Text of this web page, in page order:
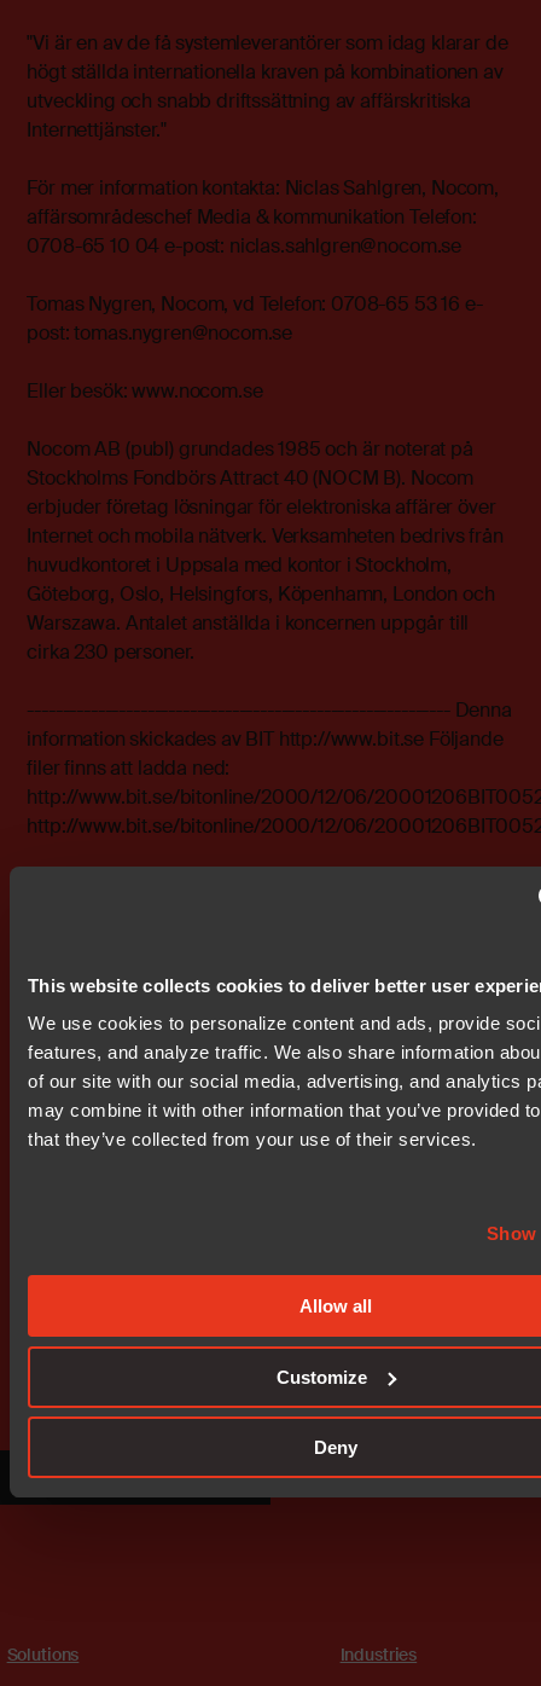
This website collects cookies to deliver better user
We use cookies to personalize content and ads, provide
features, and analyze traffic. We also share information
of our site with our social media, advertising, and analytics
may combine it with other information that you’ve provided
that they’ve collected from your use of their services.
Show
Allow all
Customize
Deny
"Vi är en av de få systemleverantörer som idag klarar de
högt ställda internationella kraven på kombinationen av
utveckling och snabb driftssättning av affärskritiska
Internettjänster."
För mer information kontakta: Niclas Sahlgren, Nocom,
affärsområdeschef Media & kommunikation Telefon:
0708-65 10 04 e-post: niclas.sahlgren@nocom.se
Tomas Nygren, Nocom, vd Telefon: 0708-65 53 16 e-
post: tomas.nygren@nocom.se
Eller besök: www.nocom.se
Nocom AB (publ) grundades 1985 och är noterat på
Stockholms Fondbörs Attract 40 (NOCM B). Nocom
erbjuder företag lösningar för elektroniska affärer över
Internet och mobila nätverk. Verksamheten bedrivs från
huvudkontoret i Uppsala med kontor i Stockholm,
Göteborg, Oslo, Helsingfors, Köpenhamn, London och
Warszawa. Antalet anställda i koncernen uppgår till
cirka 230 personer.
------------------------------------------------------------ Denna
information skickades av BIT http://www.bit.se Följande
filer finns att ladda ned:
http://www.bit.se/bitonline/2000/12/06/
http://www.bit.se/bitonline/2000/12/06/
Prenumerera på IR nyheter
Get started today.
Our worldwide sales team is here
to guide you.
Connect with an expert
Solutions Industries